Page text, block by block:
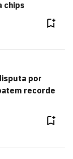
chips
por
recorde